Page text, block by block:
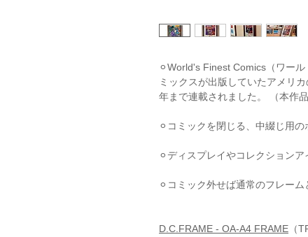
⚪︎World's Finest Comics（ワー
ミックスが出版していたアメリ
年まで連載されました。 （本作
⚪︎コミックを閉じる、中綴じ用の
⚪︎ディスプレイやコレクションア
⚪︎コミック外せば通常のフレーム
D.C.FRAME - OA-A4 FRAME （